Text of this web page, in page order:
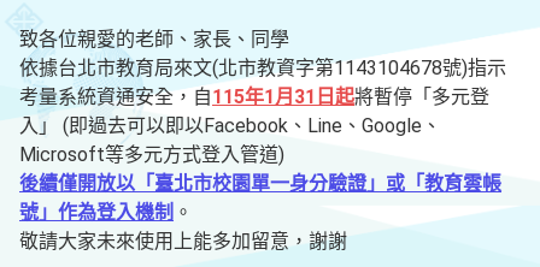
致各位親愛的老師、家長、同學
依據台北市教育局來文(北市教資字第1143104678號)指示
考量系統資通安全，自115年1月31日起將暫停「多元登
入」 (即過去可以即以Facebook、Line、Google、
Microsoft等多元方式登入管道)
後續僅開放以「臺北市校園單一身分驗證」或「教育雲帳
號」作為登入機制 。
敬請大家未來使用上能多加留意，謝謝